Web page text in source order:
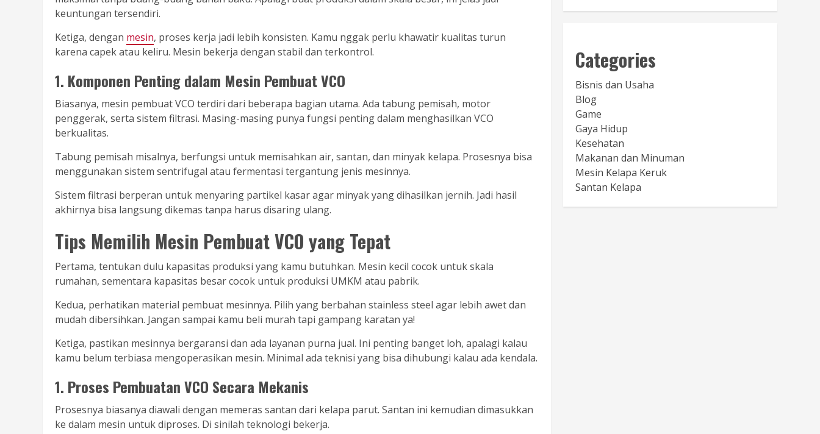
keuntungan tersendiri.
Ketiga, dengan mesin, proses kerja jadi lebih konsisten. Kamu nggak perlu khawatir kualitas turun
karena capek atau keliru. Mesin bekerja dengan stabil dan terkontrol.
1. Komponen Penting dalam Mesin Pembuat VCO
Biasanya, mesin pembuat VCO terdiri dari beberapa bagian utama. Ada tabung pemisah, motor
penggerak, serta sistem filtrasi. Masing-masing punya fungsi penting dalam menghasilkan VCO
berkualitas.
Tabung pemisah misalnya, berfungsi untuk memisahkan air, santan, dan minyak kelapa. Prosesnya bisa
menggunakan sistem sentrifugal atau fermentasi tergantung jenis mesinnya.
Sistem filtrasi berperan untuk menyaring partikel kasar agar minyak yang dihasilkan jernih. Jadi hasil
akhirnya bisa langsung dikemas tanpa harus disaring ulang.
Tips Memilih Mesin Pembuat VCO yang Tepat
Pertama, tentukan dulu kapasitas produksi yang kamu butuhkan. Mesin kecil cocok untuk skala
rumahan, sementara kapasitas besar cocok untuk produksi UMKM atau pabrik.
Kedua, perhatikan material pembuat mesinnya. Pilih yang berbahan stainless steel agar lebih awet dan
mudah dibersihkan. Jangan sampai kamu beli murah tapi gampang karatan ya!
Ketiga, pastikan mesinnya bergaransi dan ada layanan purna jual. Ini penting banget loh, apalagi kalau
kamu belum terbiasa mengoperasikan mesin. Minimal ada teknisi yang bisa dihubungi kalau ada kendala.
1. Proses Pembuatan VCO Secara Mekanis
Prosesnya biasanya diawali dengan memeras santan dari kelapa parut. Santan ini kemudian dimasukkan
ke dalam mesin untuk diproses. Di sinilah teknologi bekerja.
Categories
Bisnis dan Usaha
Blog
Game
Gaya Hidup
Kesehatan
Makanan dan Minuman
Mesin Kelapa Keruk
Santan Kelapa